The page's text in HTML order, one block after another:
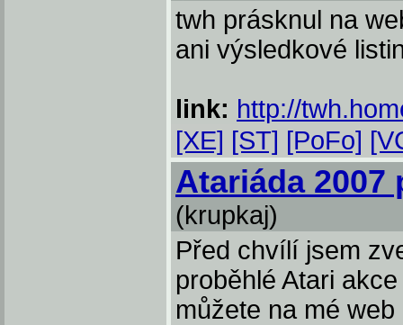
twh prásknul na
ani výsledkové
link: http://
[XE] [ST] [PoFo]
Atariáda
(krupkaj)
Před chvílí jsem
proběhlé Atari
můžete na mé web